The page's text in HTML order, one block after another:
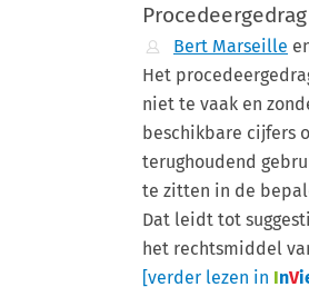
Bert Marseille
Het
niet te vaak en
beschikbare cijfers
terughoudend
te zitten in de
Dat leidt tot
het rechtsmiddel
[verder lezen in InV